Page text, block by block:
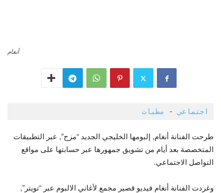
أنغام
اجتماعي - مطبات
طرحت الفنانة أنغام, إلبومها الخليجي الجديد “مزح”, عبر التطبيقات
المتخصصة بعد أيام من تشويق جمهورها عبر حسابتها على مواقع
التواصل الاجتماعي.
وغردت الفنانة أنغام فيديو قصير مجمع لأغاني الالبوم عبر “تويتر”,